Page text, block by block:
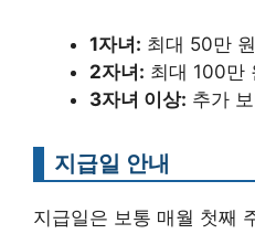
1자녀: 최대 50만 원
2자녀: 최대 100만
3자녀 이상: 추가
지급일 안내
지급일은 보통 매월 첫째